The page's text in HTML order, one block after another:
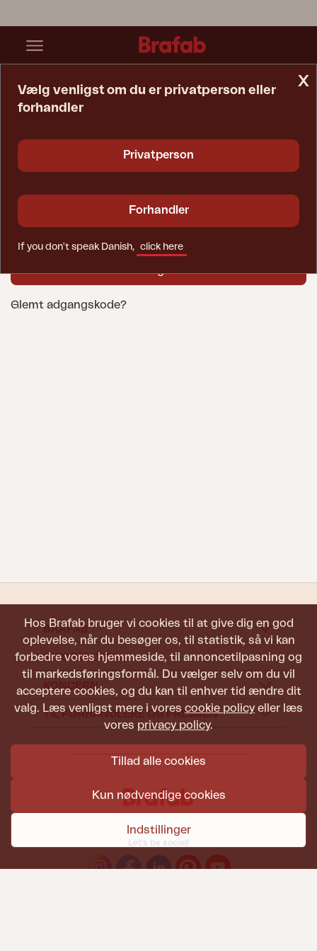
Hos Brafab bruger vi cookies til at give dig en god
oplevelse, når du besøger os, til statistik, så vi kan
forbedre vores hjemmeside, til annoncetilpasning og
til markedsføringsformål. Du vælger selv om du vil
acceptere cookies, og du kan til enhver tid ændre dit
valg. Læs venligst mere i vores cookie policy eller læs
vores privacy policy.
Tillad alle cookies
Kun nødvendige cookies
Indstillinger
Brugernavn
Adgangskode
Glemt adgangskode?
x
Vælg venligst om du er privatperson eller
forhandler
Privatperson
Forhandler
If you don't speak Danish, click here
BRAFAB
INFORMATION
KONCERN
TIL FORHANDLERE OG PRESSEN
Let's be social!